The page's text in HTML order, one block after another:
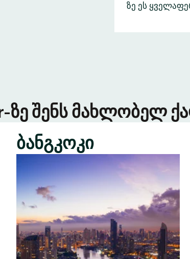
ზე ეს
ზე შენს მახლობელ
ბანგკოკი